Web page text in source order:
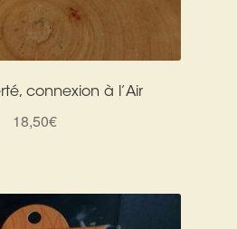
connexion à l’Air
18,50€